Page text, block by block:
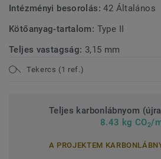
Intézményi besorolás:42 Általános
Kötőanyag-tartalom: Type II
Teljes vastagság: 3,15 mm
Tekercs (1 ref.)
Teljes karbonlábnyom
8.43 kg CO2/
A PROJEKTEM